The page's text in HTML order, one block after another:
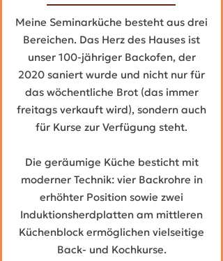
Meine Seminarküche besteht aus drei
Bereichen. Das Herz des Hauses ist
unser 100-jähriger Backofen, der
2020 saniert wurde und nicht nur für
das wöchentliche Brot (das immer
freitags verkauft wird), sondern auch
für Kurse zur Verfügung steht.
Die geräumige Küche besticht mit
moderner Technik: vier Backrohre in
erhöhter Position sowie zwei
Induktionsherdplatten am mittleren
Küchenblock ermöglichen vielseitige
Back- und Kochkurse.